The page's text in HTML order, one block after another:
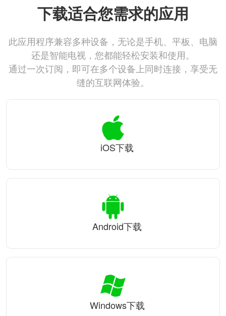
下载适合您需求的应用
此应用程序兼容多种设备，无论是手机、平板、电脑
还是智能电视，您都能轻松安装和使用。
通过一次订阅，即可在多个设备上同时连接，享受无
缝的互联网体验。
iOS下载
Android下载
Windows下载